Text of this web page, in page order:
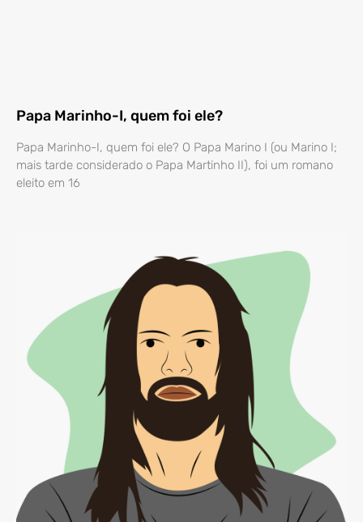
Papa Marinho-I, quem foi ele?
Papa Marinho-I, quem foi ele? O Papa Marino I (ou Marino I;
mais tarde considerado o Papa Martinho II), foi um romano
eleito em 16